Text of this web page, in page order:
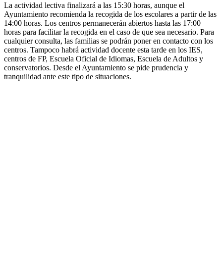
La actividad lectiva finalizará a las 15:30 horas, aunque el
Ayuntamiento recomienda la recogida de los escolares a partir de las
14:00 horas. Los centros permanecerán abiertos hasta las 17:00
horas para facilitar la recogida en el caso de que sea necesario. Para
cualquier consulta, las familias se podrán poner en contacto con los
centros. Tampoco habrá actividad docente esta tarde en los IES,
centros de FP, Escuela Oficial de Idiomas, Escuela de Adultos y
conservatorios. Desde el Ayuntamiento se pide prudencia y
tranquilidad ante este tipo de situaciones.